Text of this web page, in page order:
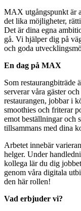
MAX utgångspunkt är
det lika möjligheter,
Det är dina egna
gå. Vi hjälper dig på
och goda
En dag på MAX
Som restaurangbiträde
serverar våra gäster
restaurangen, jobbar i
smoothies och friterar
emot beställningar och
tillsammans med dina
Arbetet innebär
helger. Under
kollega lär du dig
genom våra digitala
den här rollen!
Vad erbjuder vi?